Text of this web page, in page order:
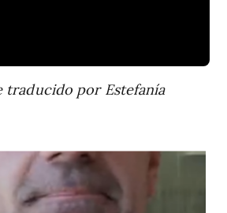
traducido por Estefanía